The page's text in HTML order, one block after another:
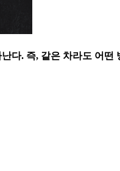
다. 즉, 같은 차라도 어떤